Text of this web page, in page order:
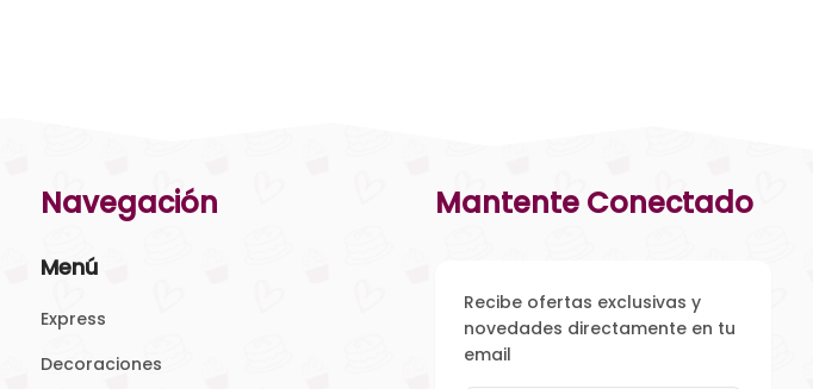
Navegación
Menú
Express
Decoraciones
Mantente Conectado
Recibe ofertas exclusivas y
novedades directamente en tu
email